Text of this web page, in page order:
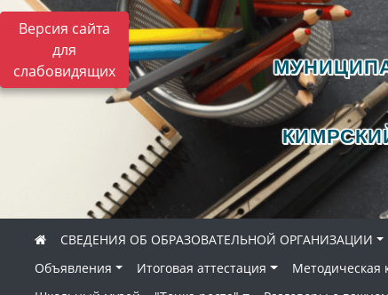
Версия сайта
для
слабовидящих
СВЕДЕНИЯ ОБ ОБРАЗОВАТЕЛЬНОЙ ОРГАНИЗАЦИИ
Объявления
Итоговая аттестация Методическая